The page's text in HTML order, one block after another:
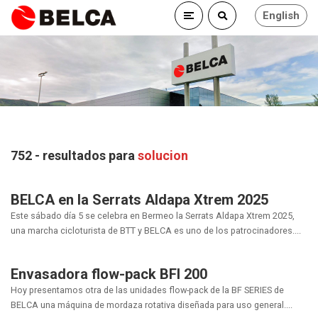
English
752 - resultados para solucion
BELCA en la Serrats Aldapa Xtrem 2025
Este sábado día 5 se celebra en Bermeo la Serrats Aldapa Xtrem 2025,
una marcha cicloturista de BTT y BELCA es uno de los patrocinadores....
Envasadora flow-pack BFI 200
Hoy presentamos otra de las unidades flow-pack de la BF SERIES de
BELCA una máquina de mordaza rotativa diseñada para uso general....